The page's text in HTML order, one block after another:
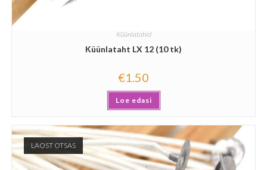
Küünlatahid
Küünlataht LX 12 (10 tk)
€1.50
Loe edasi
LAOST OTSAS